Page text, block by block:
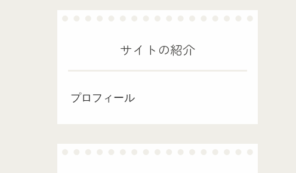
サイトの紹介
プロフィール